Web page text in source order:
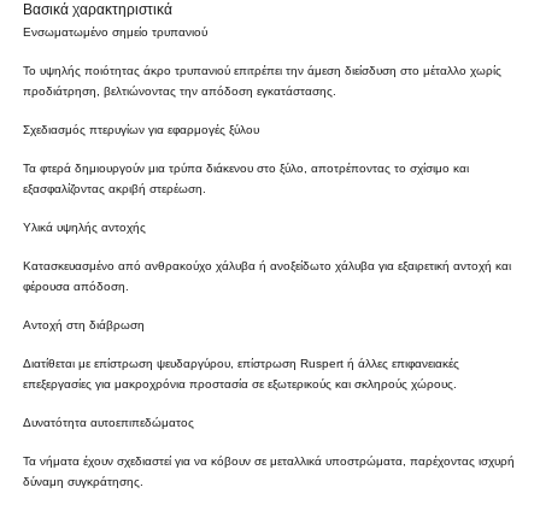
Βασικά χαρακτηριστικά
Ενσωματωμένο σημείο τρυπανιού
Το υψηλής ποιότητας άκρο τρυπανιού επιτρέπει την άμεση διείσδυση στο μέταλλο χωρίς
προδιάτρηση, βελτιώνοντας την απόδοση εγκατάστασης.
Σχεδιασμός πτερυγίων για εφαρμογές ξύλου
Τα φτερά δημιουργούν μια τρύπα διάκενου στο ξύλο, αποτρέποντας το σχίσιμο και
εξασφαλίζοντας ακριβή στερέωση.
Υλικά υψηλής αντοχής
Κατασκευασμένο από ανθρακούχο χάλυβα ή ανοξείδωτο χάλυβα για εξαιρετική αντοχή και
φέρουσα απόδοση.
Αντοχή στη διάβρωση
Διατίθεται με επίστρωση ψευδαργύρου, επίστρωση Ruspert ή άλλες επιφανειακές
επεξεργασίες για μακροχρόνια προστασία σε εξωτερικούς και σκληρούς χώρους.
Δυνατότητα αυτοεπιπεδώματος
Τα νήματα έχουν σχεδιαστεί για να κόβουν σε μεταλλικά υποστρώματα, παρέχοντας ισχυρή
δύναμη συγκράτησης.